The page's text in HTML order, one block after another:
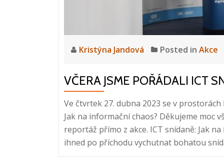
Kristýna Jandová Posted in Akce
VČERA JSME POŘÁDALI ICT
Ve čtvrtek 27. dubna 2023 se v
Jak na informační chaos? Děkujeme moc
reportáž přímo z akce. ICT snídaně: Jak
ihned po příchodu vychutnat bohatou